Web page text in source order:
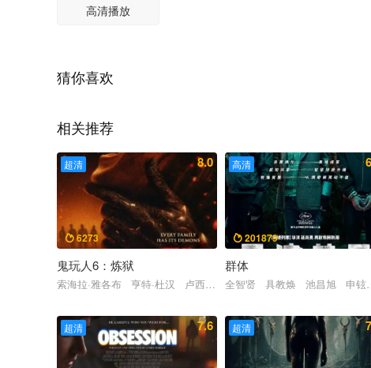
高清播放
猜你喜欢
相关推荐
超清 8.0
6273
鬼玩人6：炼狱
索海拉·雅各布 亨特·杜汉 卢西安·布坎南 坦蒂·莱特 乔治·普拉尔
高清
201879
群体
全智贤 具教焕 池昌旭 申
超清 7.6 超清